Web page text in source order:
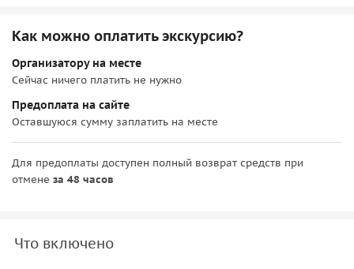
Как можно оплатить экскурсию?
Организатору на месте
Сейчас ничего платить не нужно
Предоплата на сайте
Оставшуюся сумму заплатить на месте
Для предоплаты доступен полный возврат средств при
отмене за 48 часов
Что включено